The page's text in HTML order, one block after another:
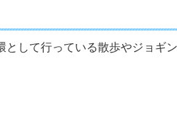
して行っている散歩やジョギ